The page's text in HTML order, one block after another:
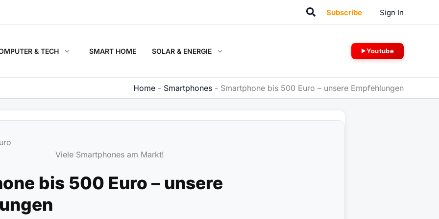
SuchenSubscribe Sign In
& TECH SMART HOME SOLAR & ENERGIE Youtube
Home - Smartphones - Smartphone bis 500 Euro – unsere Empfehlungen
Viele Smartphones am Markt!
bis 500 Euro – unsere